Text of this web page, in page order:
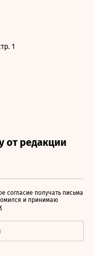
1
согласие получать письма
и принимаю